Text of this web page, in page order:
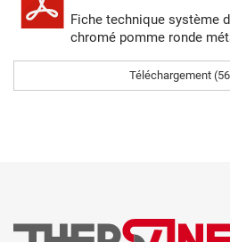
Fiche technique système
chromé pomme ronde
Téléchargement